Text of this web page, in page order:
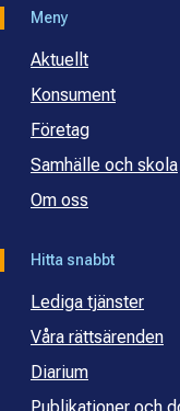
Meny
Aktuellt
Konsument
Företag
Samhälle och skola
Om oss
Hitta snabbt
Lediga tjänster
Våra rättsärenden
Diarium